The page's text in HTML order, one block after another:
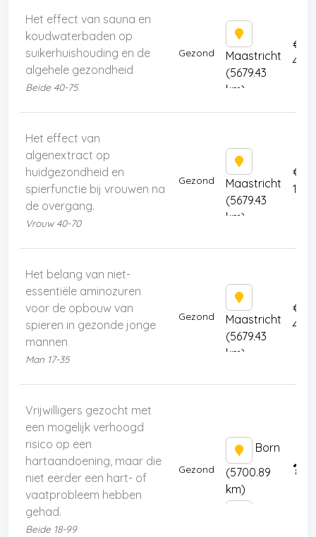
Het effect van sauna en
koudwaterbaden op
suikerhuishouding en de
algehele gezondheid
Beide 40-75
Gezond
Maastricht
(5679.43
km)
€
450
Het effect van
algenextract op
huidgezondheid en
spierfunctie bij vrouwen na
de overgang.
Vrouw 40-70
Gezond
Maastricht
(5679.43
km)
€
175
Het belang van niet-
essentiële aminozuren
voor de opbouw van
spieren in gezonde jonge
mannen
Man 17-35
Gezond
Maastricht
(5679.43
km)
€
400
Vrijwilligers gezocht met
een mogelijk verhoogd
risico op een
hartaandoening, maar die
niet eerder een hart- of
vaatprobleem hebben
gehad.
Beide 18-99
Gezond
Born
(5700.89
km)